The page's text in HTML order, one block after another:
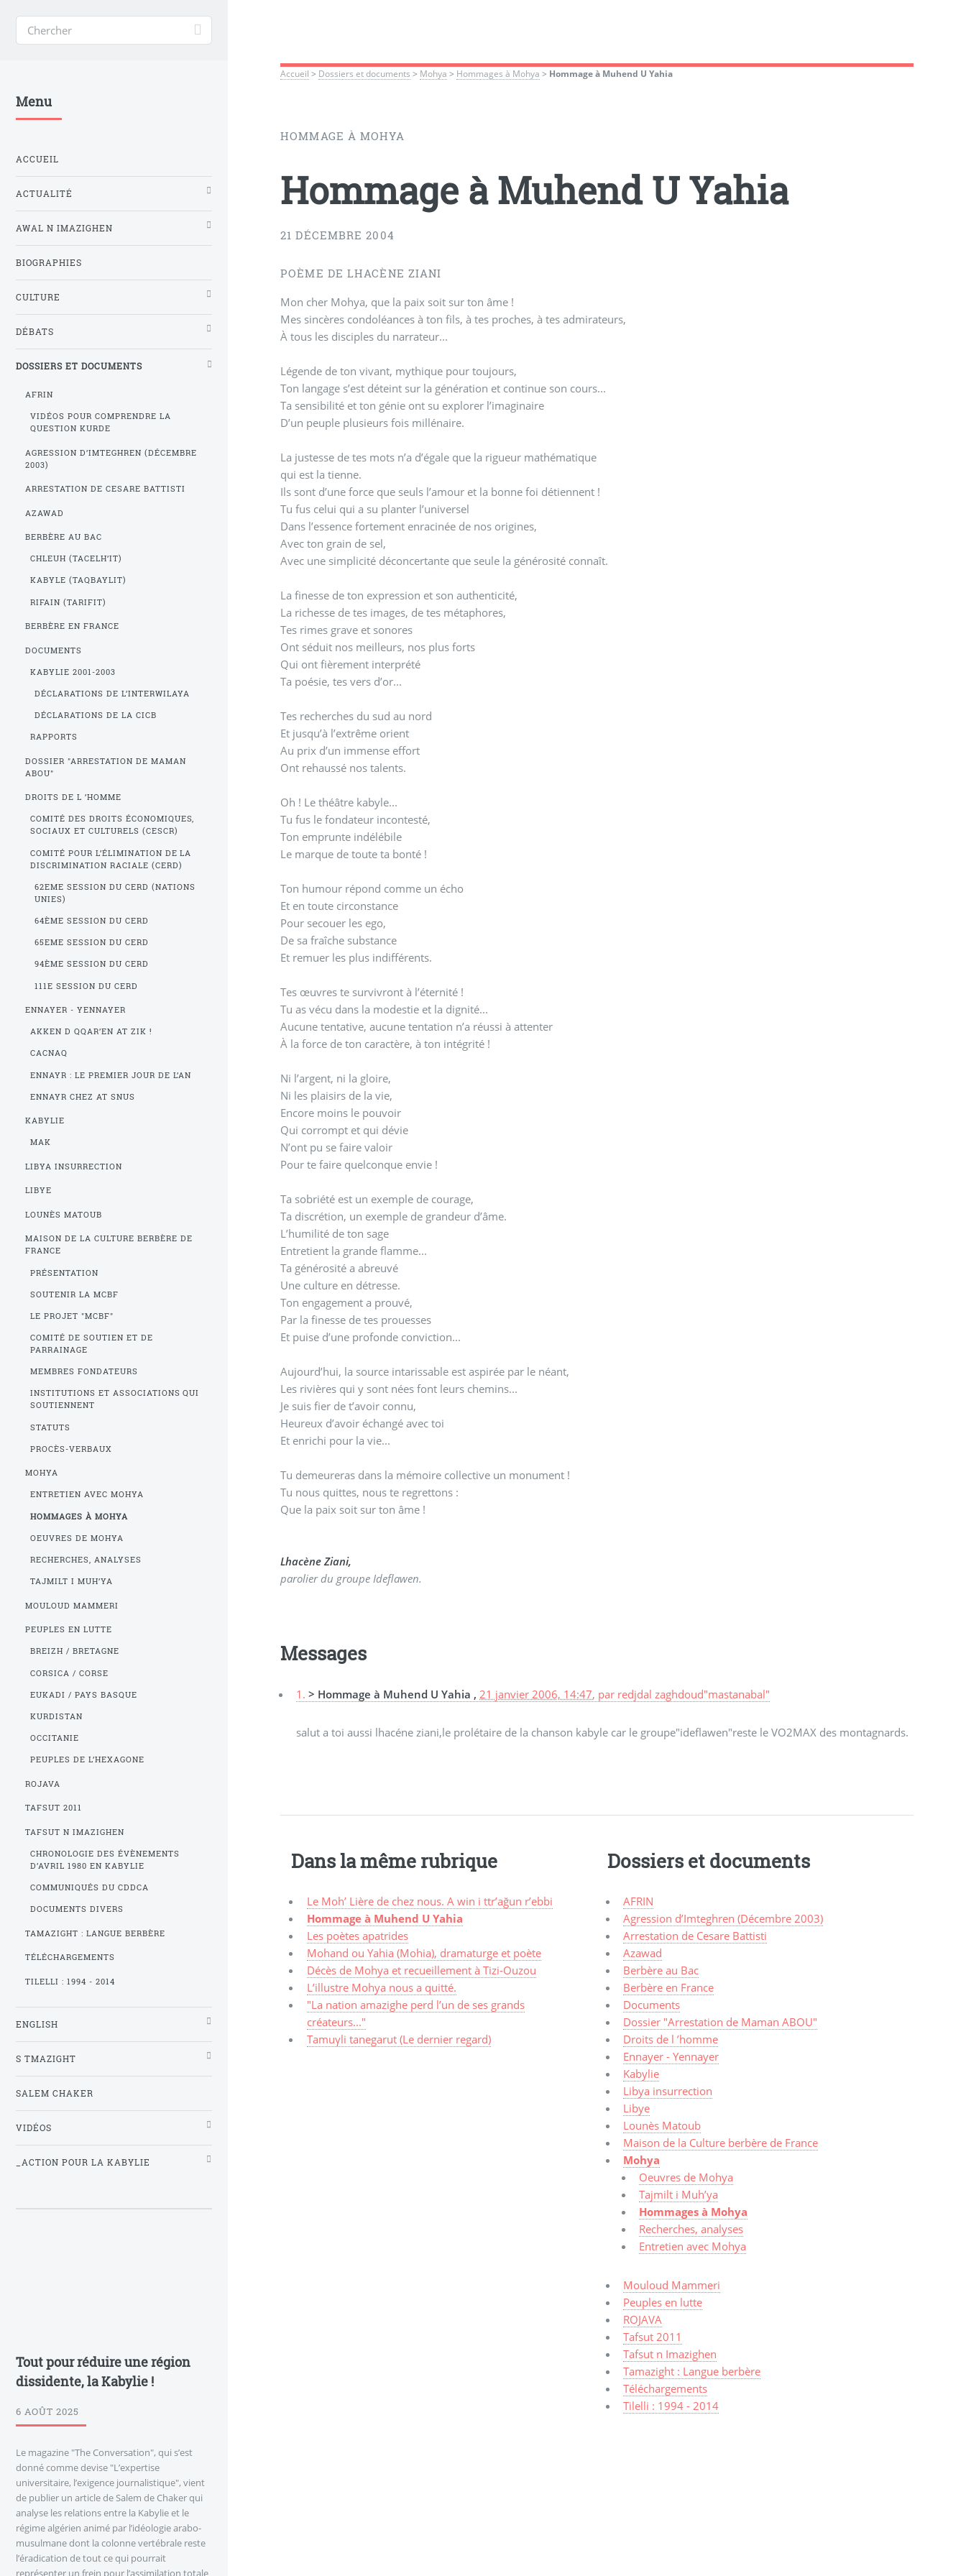
Accueil > Dossiers et documents > Mohya > Hommages à Mohya > Hommage à Muhend U Yahia
HOMMAGE À MOHYA
Hommage à Muhend U Yahia
21 DÉCEMBRE 2004
POÈME DE LHACÈNE ZIANI
Mon cher Mohya, que la paix soit sur ton âme !
Mes sincères condoléances à ton fils, à tes proches, à tes admirateurs,
À tous les disciples du narrateur...
Légende de ton vivant, mythique pour toujours,
Ton langage s’est déteint sur la génération et continue son cours...
Ta sensibilité et ton génie ont su explorer l’imaginaire
D’un peuple plusieurs fois millénaire.
La justesse de tes mots n’a d’égale que la rigueur mathématique
qui est la tienne.
Ils sont d’une force que seuls l’amour et la bonne foi détiennent !
Tu fus celui qui a su planter l’universel
Dans l’essence fortement enracinée de nos origines,
Avec ton grain de sel,
Avec une simplicité déconcertante que seule la générosité connaît.
La finesse de ton expression et son authenticité,
La richesse de tes images, de tes métaphores,
Tes rimes grave et sonores
Ont séduit nos meilleurs, nos plus forts
Qui ont fièrement interprété
Ta poésie, tes vers d’or...
Tes recherches du sud au nord
Et jusqu’à l’extrême orient
Au prix d’un immense effort
Ont rehaussé nos talents.
Oh ! Le théâtre kabyle...
Tu fus le fondateur incontesté,
Ton emprunte indélébile
Le marque de toute ta bonté !
Ton humour répond comme un écho
Et en toute circonstance
Pour secouer les ego,
De sa fraîche substance
Et remuer les plus indifférents.
Tes œuvres te survivront à l’éternité !
Tu as vécu dans la modestie et la dignité...
Aucune tentative, aucune tentation n’a réussi à attenter
À la force de ton caractère, à ton intégrité !
Ni l’argent, ni la gloire,
Ni les plaisirs de la vie,
Encore moins le pouvoir
Qui corrompt et qui dévie
N’ont pu se faire valoir
Pour te faire quelconque envie !
Ta sobriété est un exemple de courage,
Ta discrétion, un exemple de grandeur d’âme.
L’humilité de ton sage
Entretient la grande flamme...
Ta générosité a abreuvé
Une culture en détresse.
Ton engagement a prouvé,
Par la finesse de tes prouesses
Et puise d’une profonde conviction...
Aujourd’hui, la source intarissable est aspirée par le néant,
Les rivières qui y sont nées font leurs chemins...
Je suis fier de t’avoir connu,
Heureux d’avoir échangé avec toi
Et enrichi pour la vie...
Tu demeureras dans la mémoire collective un monument !
Tu nous quittes, nous te regrettons :
Que la paix soit sur ton âme !
Lhacène Ziani,
parolier du groupe Ideflawen.
Messages
1. > Hommage à Muhend U Yahia , 21 janvier 2006, 14:47, par redjdal zaghdoud"mastanabal"
salut a toi aussi lhacéne ziani,le prolétaire de la chanson kabyle car le groupe"ideflawen"reste le VO2MAX des montagnards.
Dans la même rubrique
Le Moh’ Lière de chez nous. A win i ttr’ağun r’ebbi
Hommage à Muhend U Yahia
Les poètes apatrides
Mohand ou Yahia (Mohia), dramaturge et poète
Décès de Mohya et recueillement à Tizi-Ouzou
L’illustre Mohya nous a quitté.
"La nation amazighe perd l’un de ses grands
créateurs..."
Tamuγli tanegarut (Le dernier regard)
Dossiers et documents
AFRIN
Agression d’Imteghren (Décembre 2003)
Arrestation de Cesare Battisti
Azawad
Berbère au Bac
Berbère en France
Documents
Dossier "Arrestation de Maman ABOU"
Droits de l ’homme
Ennayer - Yennayer
Kabylie
Libya insurrection
Libye
Lounès Matoub
Maison de la Culture berbère de France
Mohya
Oeuvres de Mohya
Tajmilt i Muh’ya
Hommages à Mohya
Recherches, analyses
Entretien avec Mohya
Mouloud Mammeri
Peuples en lutte
ROJAVA
Tafsut 2011
Tafsut n Imazighen
Tamazight : Langue berbère
Téléchargements
Tilelli : 1994 - 2014
Menu
ACCUEIL
ACTUALITÉ
AWAL N IMAZIGHEN
BIOGRAPHIES
CULTURE
DÉBATS
DOSSIERS ET DOCUMENTS
AFRIN
VIDÉOS POUR COMPRENDRE LA
QUESTION KURDE
AGRESSION D’IMTEGHREN (DÉCEMBRE
2003)
ARRESTATION DE CESARE BATTISTI
AZAWAD
BERBÈRE AU BAC
CHLEUH (TACELH’IT)
KABYLE (TAQBAYLIT)
RIFAIN (TARIFIT)
BERBÈRE EN FRANCE
DOCUMENTS
KABYLIE 2001-2003
DÉCLARATIONS DE L’INTERWILAYA
DÉCLARATIONS DE LA CICB
RAPPORTS
DOSSIER "ARRESTATION DE MAMAN
ABOU"
DROITS DE L ’HOMME
COMITÉ DES DROITS ÉCONOMIQUES,
SOCIAUX ET CULTURELS (CESCR)
COMITÉ POUR L’ÉLIMINATION DE LA
DISCRIMINATION RACIALE (CERD)
62EME SESSION DU CERD (NATIONS
UNIES)
64ÈME SESSION DU CERD
65EME SESSION DU CERD
94ÈME SESSION DU CERD
111E SESSION DU CERD
ENNAYER - YENNAYER
AKKEN D QQAR’EN AT ZIK !
CACNAQ
ENNAYR : LE PREMIER JOUR DE L’AN
ENNAYR CHEZ AT SNUS
KABYLIE
MAK
LIBYA INSURRECTION
LIBYE
LOUNÈS MATOUB
MAISON DE LA CULTURE BERBÈRE DE
FRANCE
PRÉSENTATION
SOUTENIR LA MCBF
LE PROJET "MCBF"
COMITÉ DE SOUTIEN ET DE
PARRAINAGE
MEMBRES FONDATEURS
INSTITUTIONS ET ASSOCIATIONS QUI
SOUTIENNENT
STATUTS
PROCÈS-VERBAUX
MOHYA
ENTRETIEN AVEC MOHYA
HOMMAGES À MOHYA
OEUVRES DE MOHYA
RECHERCHES, ANALYSES
TAJMILT I MUH’YA
MOULOUD MAMMERI
PEUPLES EN LUTTE
BREIZH / BRETAGNE
CORSICA / CORSE
EUKADI / PAYS BASQUE
KURDISTAN
OCCITANIE
PEUPLES DE L’HEXAGONE
ROJAVA
TAFSUT 2011
TAFSUT N IMAZIGHEN
CHRONOLOGIE DES ÉVÈNEMENTS
D’AVRIL 1980 EN KABYLIE
COMMUNIQUÉS DU CDDCA
DOCUMENTS DIVERS
TAMAZIGHT : LANGUE BERBÈRE
TÉLÉCHARGEMENTS
TILELLI : 1994 - 2014
ENGLISH
S TMAZIGHT
SALEM CHAKER
VIDÉOS
_ACTION POUR LA KABYLIE
Tout pour réduire une région
dissidente, la Kabylie !
6 AOÛT 2025
Le magazine "The Conversation", qui s’est
donné comme devise "L’expertise
universitaire, l’exigence journalistique", vient
de publier un article de Salem de Chaker qui
analyse les relations entre la Kabylie et le
régime algérien animé par l’idéologie arabo-
musulmane dont la colonne vertébrale reste
l’éradication de tout ce qui pourrait
représenter un frein pour l’assimilation totale